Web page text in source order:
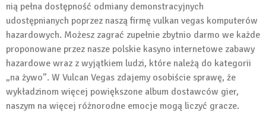
nią pełna dostępność odmiany demonstracyjnych
udostępnianych poprzez naszą firmę vulkan vegas komputerów
hazardowych. Możesz zagrać zupełnie zbytnio darmo we każde
proponowane przez nasze polskie kasyno internetowe zabawy
hazardowe wraz z wyjątkiem ludzi, które należą do kategorii
„na żywo”. W Vulcan Vegas zdajemy osobiście sprawę, że
wykładzinom więcej powiększone album dostawców gier,
naszym na więcej różnorodne emocje mogą liczyć gracze.